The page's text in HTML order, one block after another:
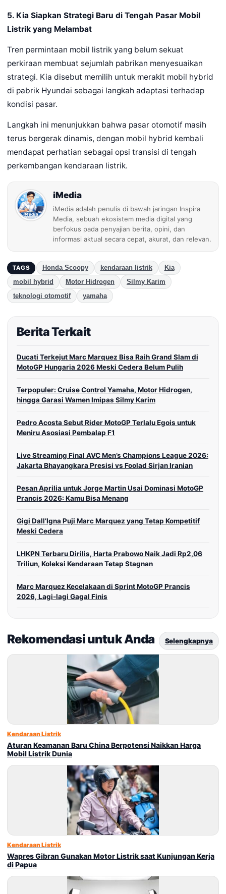
5. Kia Siapkan Strategi Baru di Tengah Pasar Mobil
Listrik yang Melambat
Tren permintaan mobil listrik yang belum sekuat
perkiraan membuat sejumlah pabrikan menyesuaikan
strategi. Kia disebut memilih untuk merakit mobil hybrid
di pabrik Hyundai sebagai langkah adaptasi terhadap
kondisi pasar.
Langkah ini menunjukkan bahwa pasar otomotif masih
terus bergerak dinamis, dengan mobil hybrid kembali
mendapat perhatian sebagai opsi transisi di tengah
perkembangan kendaraan listrik.
iMedia
iMedia adalah penulis di bawah jaringan Inspira
Media, sebuah ekosistem media digital yang
berfokus pada penyajian berita, opini, dan
informasi aktual secara cepat, akurat, dan relevan.
TAGS Honda Scoopy kendaraan listrik
Kia
mobil hybrid
Motor Hidrogen
Silmy Karim
teknologi otomotif
yamaha
Berita Terkait
Ducati Terkejut Marc Marquez Bisa Raih Grand Slam di
MotoGP Hungaria 2026 Meski Cedera Belum Pulih
Terpopuler: Cruise Control Yamaha, Motor Hidrogen,
hingga Garasi Wamen Imipas Silmy Karim
Pedro Acosta Sebut Rider MotoGP Terlalu Egois untuk
Meniru Asosiasi Pembalap F1
Live Streaming Final AVC Men’s Champions League 2026:
Jakarta Bhayangkara Presisi vs Foolad Sirjan Iranian
Pesan Aprilia untuk Jorge Martin Usai Dominasi MotoGP
Prancis 2026: Kamu Bisa Menang
Gigi Dall’Igna Puji Marc Marquez yang Tetap Kompetitif
Meski Cedera
LHKPN Terbaru Dirilis, Harta Prabowo Naik Jadi Rp2,06
Triliun, Koleksi Kendaraan Tetap Stagnan
Marc Marquez Kecelakaan di Sprint MotoGP Prancis
2026, Lagi-lagi Gagal Finis
Rekomendasi untuk Anda Selengkapnya
Kendaraan Listrik
Aturan Keamanan Baru China Berpotensi Naikkan Harga
Mobil Listrik Dunia
Kendaraan Listrik
Wapres Gibran Gunakan Motor Listrik saat Kunjungan Kerja
di Papua